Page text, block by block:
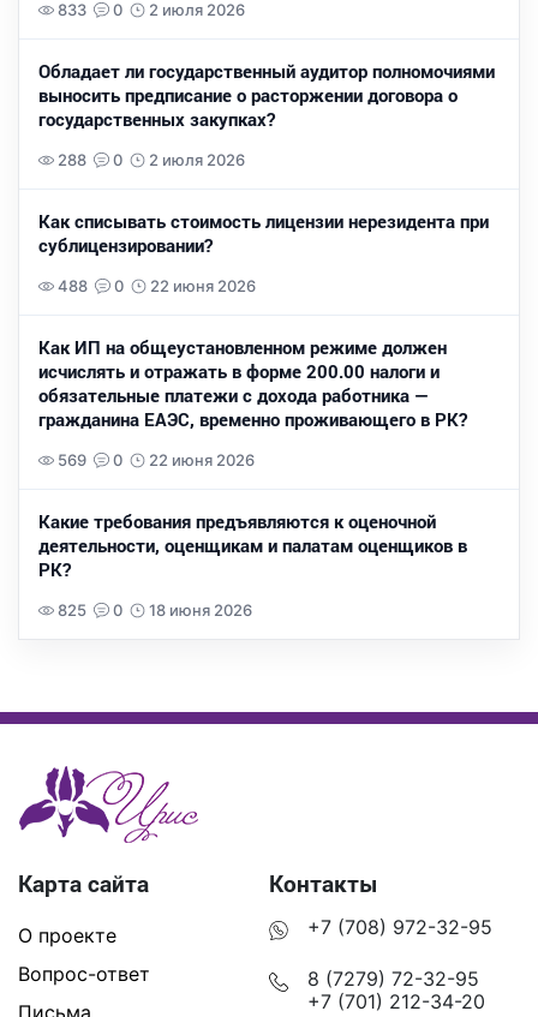
833 0 2 июля 2026
Обладает ли государственный аудитор полномочиями
выносить предписание о расторжении договора о
государственных закупках?
288 0 2 июля 2026
Как списывать стоимость лицензии нерезидента при
сублицензировании?
488 0 22 июня 2026
Как ИП на общеустановленном режиме должен
исчислять и отражать в форме 200.00 налоги и
обязательные платежи с дохода работника —
гражданина ЕАЭС, временно проживающего в РК?
569 0 22 июня 2026
Какие требования предъявляются к оценочной
деятельности, оценщикам и палатам оценщиков в
РК?
825 0 18 июня 2026
Карта сайта
О проекте
Вопрос-ответ
Контакты
+7 (708) 972-32-95
8 (7279) 72-32-95
+7 (701) 212-34-20